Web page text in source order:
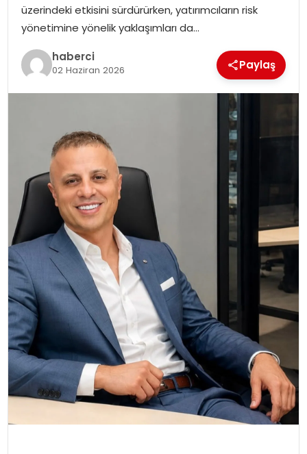
üzerindeki etkisini sürdürürken, yatırımcıların risk
yönetimine yönelik yaklaşımları da…
haberci
02 Haziran 2026 Paylaş